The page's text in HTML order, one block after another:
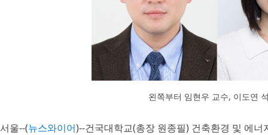
왼쪽부터 임현우 교수, 이도연
서울--(뉴스와이어)--건국대학교(총장 원종필) 건축환경 및 에